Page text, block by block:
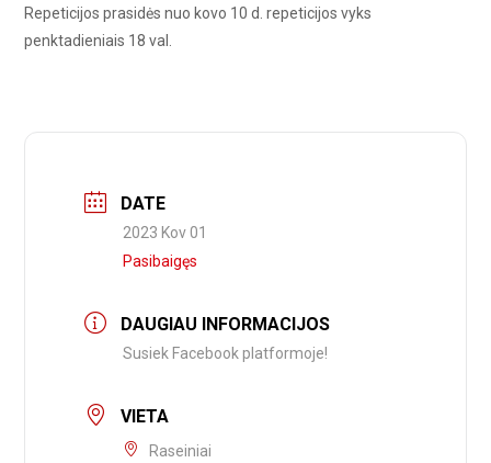
Repeticijos prasidės nuo kovo 10 d. repeticijos vyks
penktadieniais 18 val.
DATE
2023 Kov 01
Pasibaigęs
DAUGIAU INFORMACIJOS
Susiek Facebook platformoje!
VIETA
Raseiniai